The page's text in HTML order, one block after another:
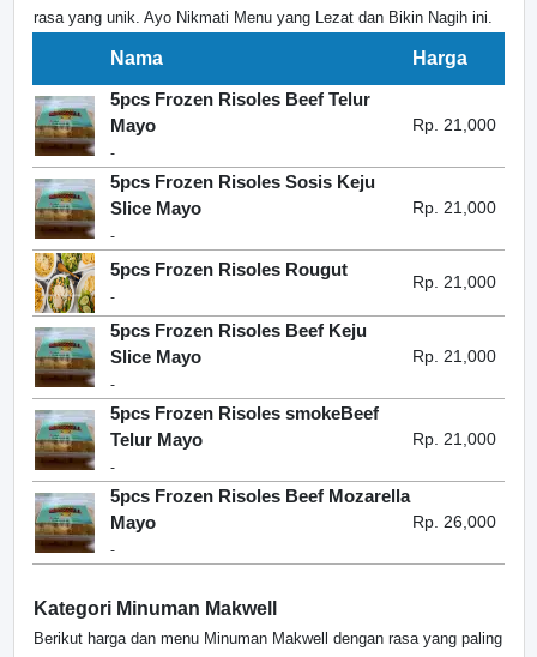
rasa yang unik. Ayo Nikmati Menu yang Lezat dan Bikin Nagih ini.
Nama
Harga
5pcs Frozen Risoles Beef Telur
Mayo
-
Rp. 21,000
5pcs Frozen Risoles Sosis Keju
Slice Mayo
-
Rp. 21,000
5pcs Frozen Risoles Rougut
-
Rp. 21,000
5pcs Frozen Risoles Beef Keju
Slice Mayo
-
Rp. 21,000
5pcs Frozen Risoles smokeBeef
Telur Mayo
-
Rp. 21,000
5pcs Frozen Risoles Beef Mozarella
Mayo
-
Rp. 26,000
Kategori Minuman Makwell
Berikut harga dan menu Minuman Makwell dengan rasa yang paling